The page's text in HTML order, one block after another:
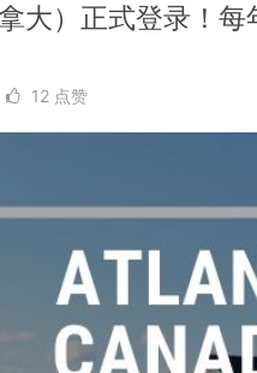
大）正式登录！
12 点赞